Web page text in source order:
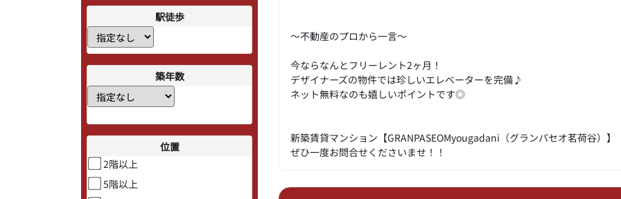
駅徒歩
築年数
位置
2階以上
5階以上
～不動産のプロから一言～
今ならなんとフリーレント2ヶ月！
デザイナーズの物件では珍しいエレベーターを完備♪
ネット無料なのも嬉しいポイントです◎
新築賃貸マンション【GRANPASEOMyougadani（グランパセオ茗荷谷）】
ぜひ一度お問合せくださいませ！！